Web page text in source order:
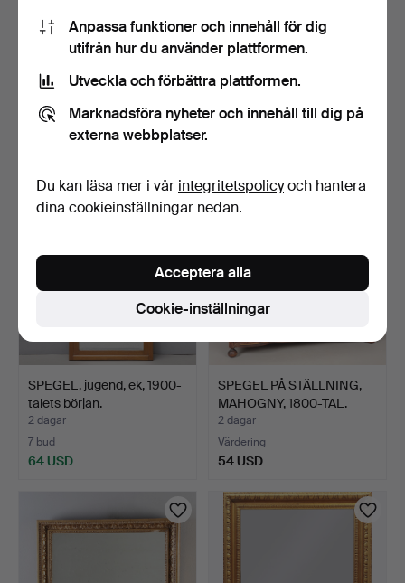
SPEGEL,
1900-tal.
2 dagar
SPEGEL, rokokostil, 1900-
2 dagar
SPEGEL, jugend, ek, 1900-
talets början.
2 dagar
7 bud
64 USD
SPEGEL PÅ STÄLLNING,
MAHOGNY, 1800-TAL.
2 dagar
Värdering
54 USD
Anpassa funktioner och innehåll för dig
utifrån hur du använder plattformen.
Utveckla och förbättra plattformen.
Marknadsföra nyheter och innehåll till dig på
externa webbplatser.
Du kan läsa mer i vår integritetspolicyoch hantera
dina cookieinställningar nedan.
Cookie-inställningar
Acceptera alla